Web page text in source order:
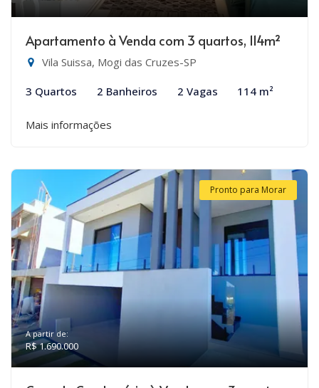
Apartamento à Venda com 3 quartos, 114m²
Vila Suissa, Mogi das Cruzes-SP
3 Quartos 2 Banheiros 2 Vagas 114 m²
Mais informações
Pronto para Morar
A partir de:
R$ 1.690.000